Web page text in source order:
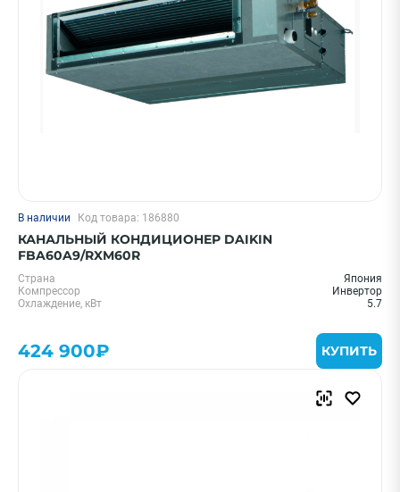
В наличии Код товара: 186880
КАНАЛЬНЫЙ КОНДИЦИОНЕР DAIKIN
FBA60A9/RXM60R
Страна
Япония
Компрессор
Инвертор
Охлаждение, кВт
5.7
424 900₽ КУПИТЬ